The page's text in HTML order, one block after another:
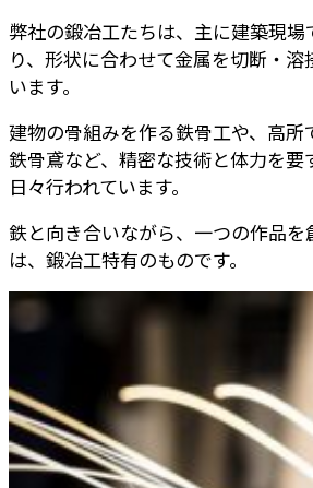
弊社の鍛冶工たちは、主に建築現
り、形状に合わせて金属を切断・溶
います。
建物の骨組みを作る鉄骨工や、高所
鉄骨鳶など、精密な技術と体力を
日々行われています。
鉄と向き合いながら、一つの作品
は、鍛冶工特有のものです。